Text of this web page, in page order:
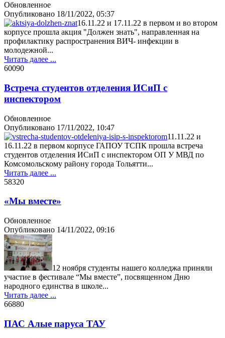
Обновленное
Опубликовано 18/11/2022, 05:37
16.11.22 и 17.11.22 в первом и во втором
корпусе прошла акция "Должен знать", направленная на
профилактику распространения ВИЧ- инфекции в
молодежной...
Читать далее ...
60090
Встреча студентов отделения ИСиП с
инспектором
Обновленное
Опубликовано 17/11/2022, 10:47
11.11.22 и
16.11.22 в первом корпусе ГАПОУ ТСПК прошла встреча
студентов отделения ИСиП с инспектором ОП У МВД по
Комсомольскому району города Тольятти...
Читать далее ...
58320
«Мы вместе»
Обновленное
Опубликовано 14/11/2022, 09:16
12 ноября студенты нашего колледжа приняли
участие в фестивале “Мы вместе”, посвященном Дню
народного единства в школе...
Читать далее ...
66880
ПАС Алые паруса ТАУ